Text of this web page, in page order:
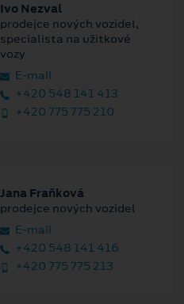
Ivo Nezval
prodejce nových vozidel,
specialista na užitkové
vozy
E‑mail
+420 548 141 413
+420 775 775 210
Jana Fraňková
prodejce nových vozidel
E‑mail
+420 548 141 416
+420 775 775 213